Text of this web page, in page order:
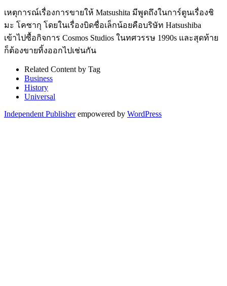
เหตุการณ์เรื่องการขายให้ Matsushita มีพูดถึงในการ์ตูนเรื่องชิ
มะ โคซากุ โดยในเรื่องบิดชื่อเล็กน้อยคือบริษัท Hatsushiba
เข้าไปซื้อกิจการ Cosmos Studios ในทศวรรษ 1990s และสุดท้าย
ก็ต้องขายทิ้งออกไปเช่นกัน
Related Content by Tag
Business
History
Universal
Independent Publisherempowered by WordPress